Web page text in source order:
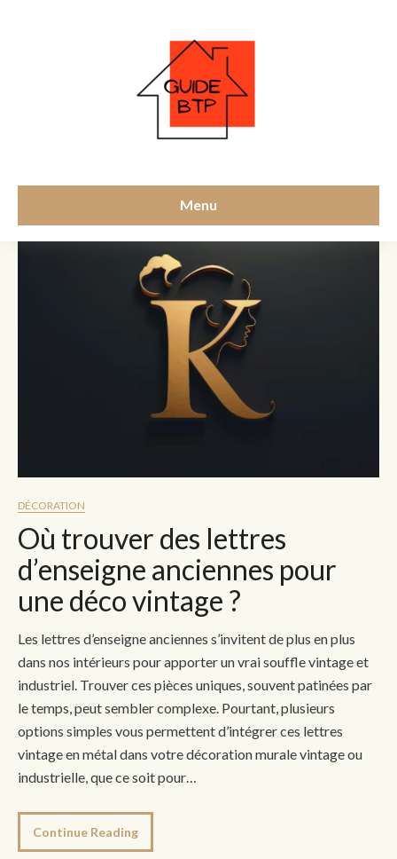
Menu
Décoration
DÉCORATION
Où trouver des lettres
d’enseigne anciennes pour
une déco vintage ?
Les lettres d’enseigne anciennes s’invitent de plus en plus
dans nos intérieurs pour apporter un vrai souffle vintage et
industriel. Trouver ces pièces uniques, souvent patinées par
le temps, peut sembler complexe. Pourtant, plusieurs
options simples vous permettent d’intégrer ces lettres
vintage en métal dans votre décoration murale vintage ou
industrielle, que ce soit pour…
Continue Reading